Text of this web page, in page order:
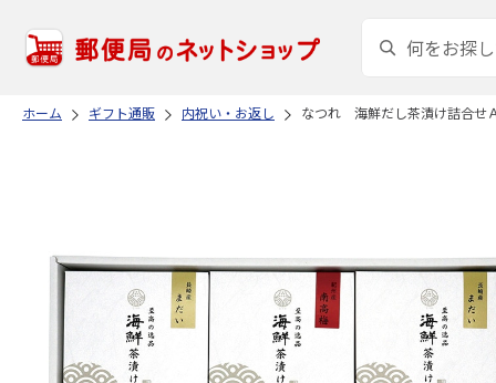
ホーム ギフト通販 内祝い・お返し なつれ 海鮮だし茶漬け詰合せＡ